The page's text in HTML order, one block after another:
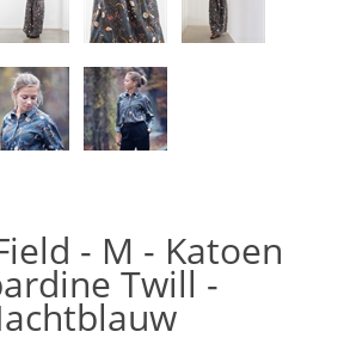
- M - Katoen
Twill -